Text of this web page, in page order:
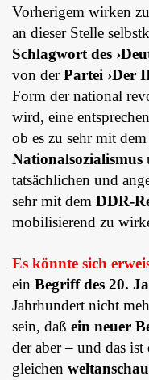
Vorherigem wirken
an dieser Stelle
Schlagwort des
von derPartei ›Der
Form der national
wird, eine
ob es zu sehr mit dem
Nationalsozialismus
tatsächlichen und
sehr mit dem DDR-
mobilisierend zu
Es könnte sich
ein Begriff des 20.
Jahrhundert nicht
sein, daß ein neuer
der aber – und das
gleichen